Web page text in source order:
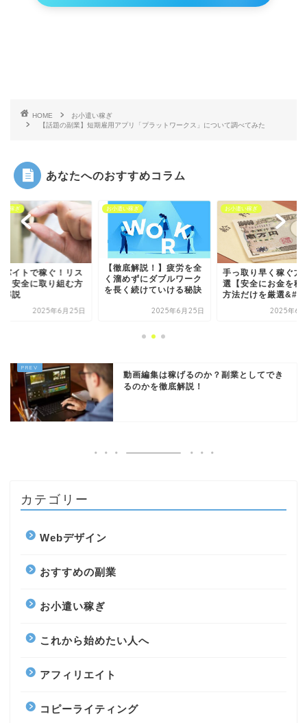
HOME
お小遣い稼ぎ
【話題の副業】短期雇用アプリ「プラットワークス」について調べてみた
あなたへのおすすめコラム
い稼ぎ
バイトで稼ぐ！リス
く安全に取り組む方
解説
2025年6月25日
お小遣い稼ぎ
【徹底解説！】疲労を全
く溜めずにダブルワーク
を長く続けていける秘訣
2025年6月25日
お小遣い稼ぎ
手っ取り早く稼ぐ方
選【安全にお金を稼
方法だけを厳選
2025年6
動画編集は稼げるのか？副業としてでき
るのかを徹底解説！
カテゴリー
Webデザイン
おすすめの副業
お小遣い稼ぎ
これから始めたい人へ
アフィリエイト
コピーライティング